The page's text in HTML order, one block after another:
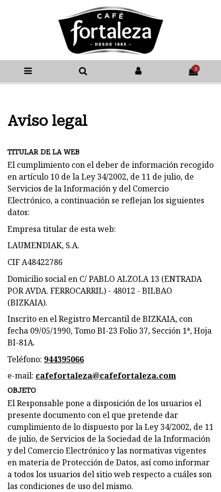
0
Aviso legal
TITULAR DE LA WEB
El cumplimiento con el deber de información recogido
en artículo 10 de la Ley 34/2002, de 11 de julio, de
Servicios de la Información y del Comercio
Electrónico, a continuación se reflejan los siguientes
datos:
Empresa titular de esta web:
LAUMENDIAK, S.A.
CIF A48422786
Domicilio social en C/ PABLO ALZOLA 13 (ENTRADA
POR AVDA. FERROCARRIL) - 48012 - BILBAO
(BIZKAIA).
Inscrito en el Registro Mercantil de BIZKAIA, con
fecha 09/05/1990, Tomo BI-23 Folio 37, Sección 1ª, Hoja
BI-81A.
Teléfono: 944395066
e-mail: cafefortaleza@cafefortaleza.com
OBJETO
El Responsable pone a disposición de los usuarios el
presente documento con el que pretende dar
cumplimiento de lo dispuesto por la Ley 34/2002, de 11
de julio, de Servicios de la Sociedad de la Información
y del Comercio Electrónico y las normativas vigentes
en materia de Protección de Datos, así como informar
a todos los usuarios del sitio web respecto a cuáles son
las condiciones de uso del mismo.